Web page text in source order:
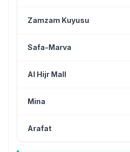
Zamzam Kuyusu
Safa-Marva
Al Hijr Mall
Mina
Arafat